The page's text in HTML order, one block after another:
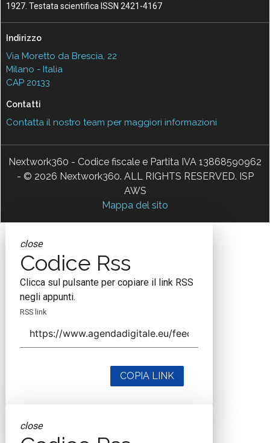
1927. Testata scientifica ISSN 2421-4167
Indirizzo
Via Moretto da Brescia, 22
Milano - Italia
CAP 20133
Contatti
Contatta il nostro team per maggiori informazioni
Nextwork360 - Codice fiscale e Partita IVA 13868590962
- © 2026 Nextwork360. ALL RIGHTS RESERVED. ISP
AWS
Mappa del sito
close
Codice Rss
Clicca sul pulsante per copiare il link RSS
negli appunti.
RSS link
COPIA LINK
close